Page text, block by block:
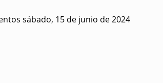
sábado, 15 de junio de 2024